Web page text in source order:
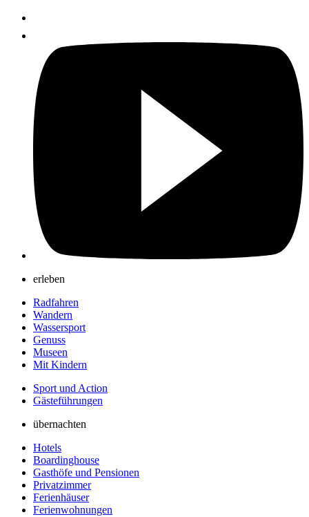
erleben
Radfahren
Wandern
Wassersport
Genuss
Museen
Mit Kindern
Sport und Action
Gästeführungen
übernachten
Hotels
Boardinghouse
Gasthöfe und Pensionen
Privatzimmer
Ferienhäuser
Ferienwohnungen